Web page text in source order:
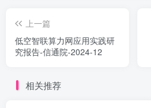
上一篇
低空智联算力网应用实践研
究报告-信通院-2024-12
相关推荐